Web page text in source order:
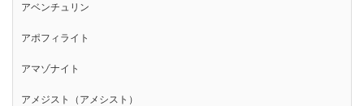
アベンチュリン
アポフィライト
アマゾナイト
アメジスト（アメシスト）